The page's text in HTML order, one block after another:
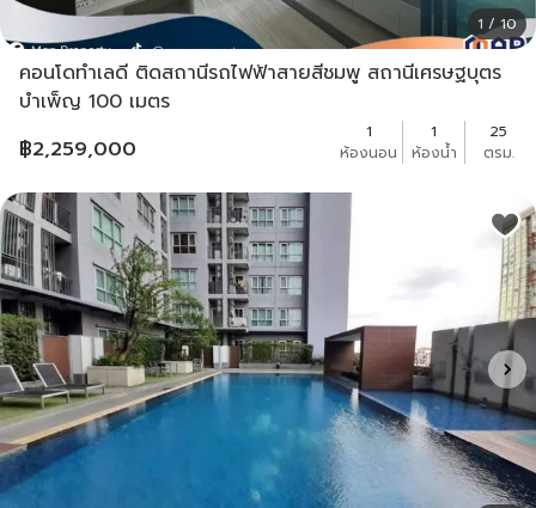
1 / 10
คอนโดทำเลดี ติดสถานีรถไฟฟ้าสายสีชมพู สถานีเศรษฐบุตร
บำเพ็ญ 100 เมตร
฿2,259,000
1
ห้องนอน
1
ห้องน้ำ
25
ตรม.